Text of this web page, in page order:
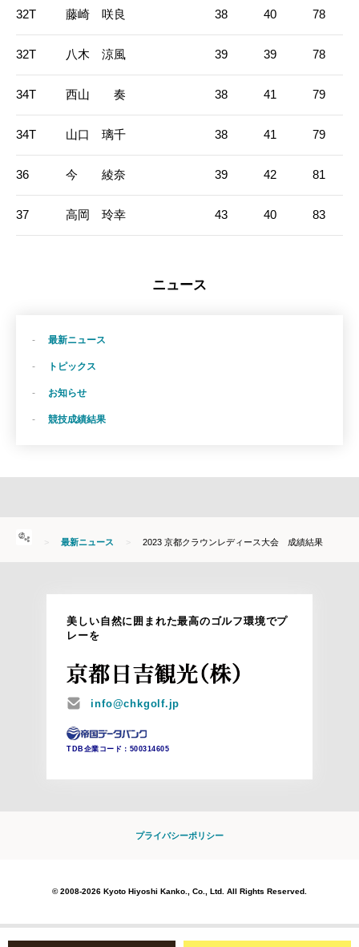
32T 藤崎 咲良 38 40 78
32T 八木 涼風 39 39 78
34T 西山 奏 38 41 79
34T 山口 璃千 38 41 79
36 今 綾奈 39 42 81
37 高岡 玲幸 43 40 83
ニュース
最新ニュース
トピックス
お知らせ
競技成績結果
最新ニュース 2023 京都クラウンレディース大会 成績結果
美しい自然に囲まれた最高のゴルフ環境でプ
レーを
MAIL
info@chkgolf.jp
TDB企業コード： 500314605
プライバシーポリシー
© 2008-2026 Kyoto Hiyoshi Kanko., Co., Ltd. All Rights Reserved.